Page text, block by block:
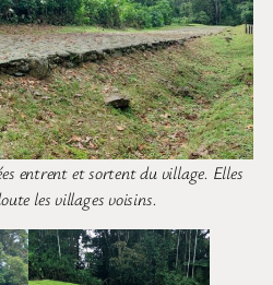
entrent et sortent du village. Elles
les villages voisins.